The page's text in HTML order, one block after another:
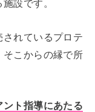
設です。
されているプロテ
そこからの縁で所
ト指導にあたる